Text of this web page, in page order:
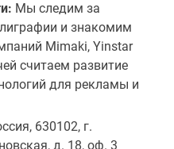
Мы следим за
и знакомим
Mimaki, Yinstar
считаем развитие
для рекламы и
630102, г.
д. 18, оф. 3